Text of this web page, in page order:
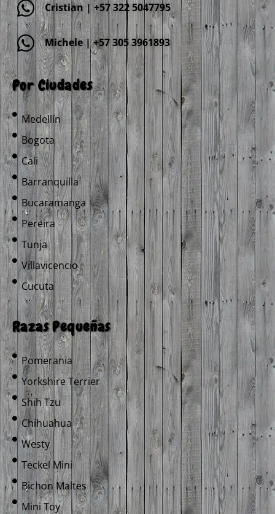
Cristian | +57 322 5047795
Michele | +57 305 3961893
Por Ciudades
Medellín
Bogota
Cali
Barranquilla
Bucaramanga
Pereira
Tunja
Villavicencio
Cucuta
Razas Pequeñas
Pomerania
Yorkshire Terrier
Shih Tzu
Chihuahua
Westy
Teckel Mini
Bichon Maltes
Mini Toy